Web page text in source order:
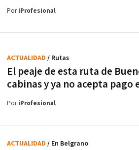
PoriProfesional
El peaje de esta ruta de
cabinas y ya no acepta pago
ACTUALIDAD / Rutas
PoriProfesional
ACTUALIDAD / En Belgrano